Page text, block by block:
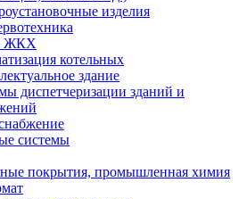
изделия
ЖКХ
котельных
здание
диспетчеризации зданий и
системы
покрытия, промышленная химия